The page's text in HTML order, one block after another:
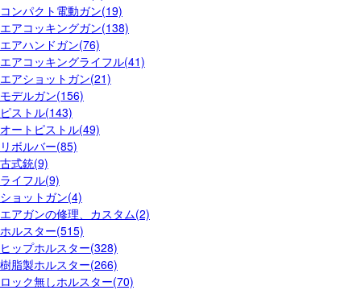
コンパクト電動ガン(19)
エアコッキングガン(138)
エアハンドガン(76)
エアコッキングライフル(41)
エアショットガン(21)
モデルガン(156)
ピストル(143)
オートピストル(49)
リボルバー(85)
古式銃(9)
ライフル(9)
ショットガン(4)
エアガンの修理、カスタム(2)
ホルスター(515)
ヒップホルスター(328)
樹脂製ホルスター(266)
ロック無しホルスター(70)